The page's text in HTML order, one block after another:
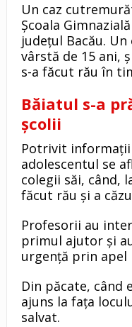
Un caz
Școala
județul Bacău. Un
vârstă de 15 ani,
s-a făcut rău în
Băiatul s-a
școlii
Potrivit
adolescentul se
colegii săi, când,
făcut rău și a
Profesorii au
primul ajutor și
urgență prin apel
Din păcate, când
ajuns la fața
salvat.